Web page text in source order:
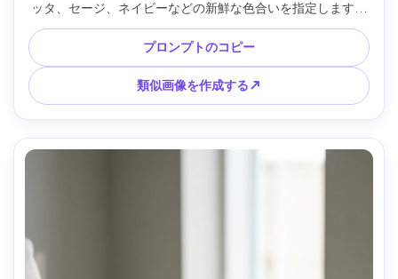
ッタ、セージ、ネイビーなどの新鮮な色合いを指定します。
Canon EOS R6 で 85mm レンズで撮影、f/8、超リアルな製
品写真、ニュートラルグレーの背景、鮮明なエッジ --ar 4:5
プロンプトのコピー
類似画像を作成する↗